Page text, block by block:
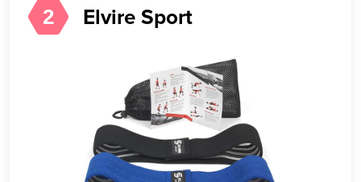
2 Elvire Sport